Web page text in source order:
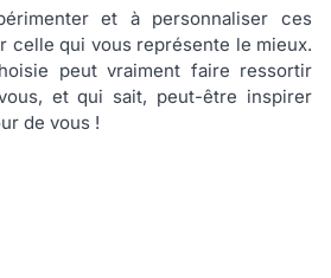
et à personnaliser ces
celle qui vous représente le mieux.
peut vraiment faire ressortir
et qui sait, peut-être inspirer
de vous !